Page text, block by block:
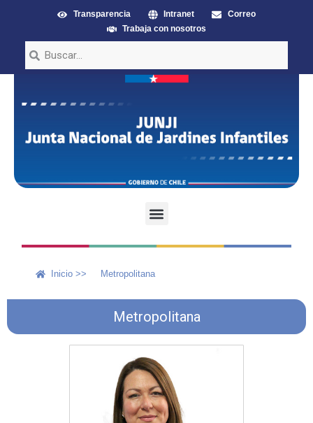
Transparencia Intranet
Correo
Trabaja con nosotros
Inicio >> Metropolitana
Metropolitana